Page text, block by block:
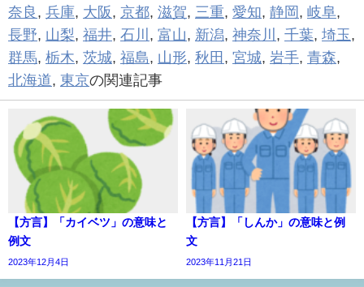
奈良 , 兵庫, 大阪, 京都, 滋賀, 三重, 愛知, 静岡 , 岐阜,
長野, 山梨, 福井, 石川 , 富山, 新潟, 神奈川 , 千葉, 埼玉 ,
群馬, 栃木, 茨城, 福島, 山形, 秋田 , 宮城, 岩手, 青森,
北海道, 東京の関連記事
【方言】「カイベツ」の意味と
例文
2023年12月4日
【方言】「しんか」の意味と例
文
2023年11月21日